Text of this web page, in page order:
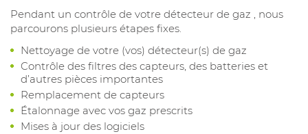
Pendant un contrôle de votre détecteur de gaz , nous
parcourons plusieurs étapes fixes.
Nettoyage de votre (vos) détecteur(s) de gaz
Contrôle des filtres des capteurs, des batteries et
d’autres pièces importantes
Remplacement de capteurs
Étalonnage avec vos gaz prescrits
Mises à jour des logiciels